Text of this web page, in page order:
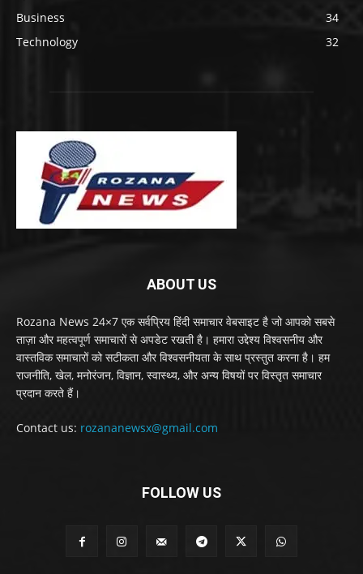
Business
34
Technology
32
ABOUT US
Rozana News 24×7 एक सर्वप्रिय हिंदी समाचार वेबसाइट है जो आपको सबसे
ताज़ा और महत्वपूर्ण समाचारों से अपडेट रखती है। हमारा उद्देश्य विश्वसनीय और
वास्तविक समाचारों को सटीकता और विश्वसनीयता के साथ प्रस्तुत करना है। हम
राजनीति, खेल, मनोरंजन, विज्ञान, स्वास्थ्य, और अन्य विषयों पर विस्तृत समाचार
प्रदान करते हैं।
Contact us: rozananewsx@gmail.com
FOLLOW US